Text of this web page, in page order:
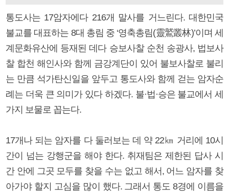
통도사는 17암자에다 216개 말사를 거느린다. 대한민국
불교를 대표하는 8대 총림 중 ‘영축총림(靈鷲叢林)’이며 세
계문화유산에 등재된 데다 승보사찰 순천 송광사, 법보사
찰 합천 해인사와 함께 금강계단이 있어 불보사찰로 불리
는 만큼 석가탄신일을 앞두고 통도사와 함께 걷는 암자순
례는 더욱 큰 의미가 있다 하겠다. 불·법·승은 불교에서 세
가지 보물로 꼽는다.
17개나 되는 암자를 다 둘러보는 데 약 22㎞ 거리에 10시
간이 넘는 강행군을 해야 한다. 취재팀은 제한된 답사 시
간 안에 그곳 모두를 찾을 수는 없고 해서, 어느 암자를 찾
아가야 할지 고심을 많이 했다. 그래서 통도 8경에 이름을